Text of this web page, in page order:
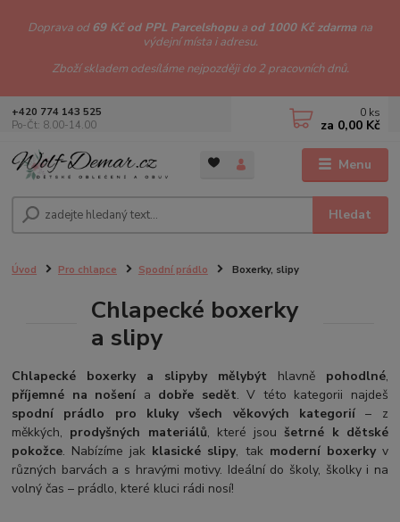
Doprava od69 Kč od PPL Parcelshopu a od 1000 Kč zdarma na
výdejní místa i adresu.
Zboží skladem odesíláme nejpozději do 2 pracovních dnů.
Menu
Hledat
+420 774 143 525
Po-Čt: 8.00-14.00
0 ks
za 0,00 Kč
Úvod Pro chlapce Spodní prádlo Boxerky, slipy
Chlapecké boxerky
a slipy
Chlapecké boxerky a slipyby mělybýt hlavně pohodlné,
příjemné na nošení a dobře sedět. V této kategorii najdeš
spodní prádlo pro kluky všech věkových kategorií – z
měkkých, prodyšných materiálů, které jsou šetrné k dětské
pokožce. Nabízíme jak klasické slipy, tak moderní boxerkyv
různých barvách a s hravými motivy. Ideální do školy, školky i na
volný čas – prádlo, které kluci rádi nosí!